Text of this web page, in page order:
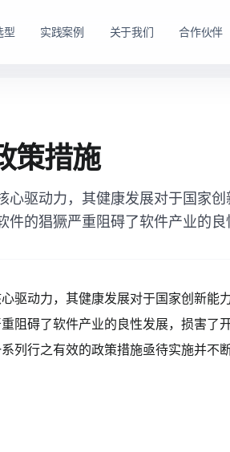
案
、服务器资源或完整 IT 运维体系的企业，帮
IT 基础设施和专业运维团队的企业
方案
型
私有买断产品
面向强调资产自持与长期可控的企业，提供
dns适配私有化长期建设路径
tune软硬件能力组合可按阶段规划
实践案例 关于我们 合作伙伴
策措施
驱动力，其健康发展对于国家
的猖獗严重阻碍了软件产业的良
驱动力，其健康发展对于国家创新能
阻碍了软件产业的良性发展，损害了
列行之有效的政策措施亟待实施并不断